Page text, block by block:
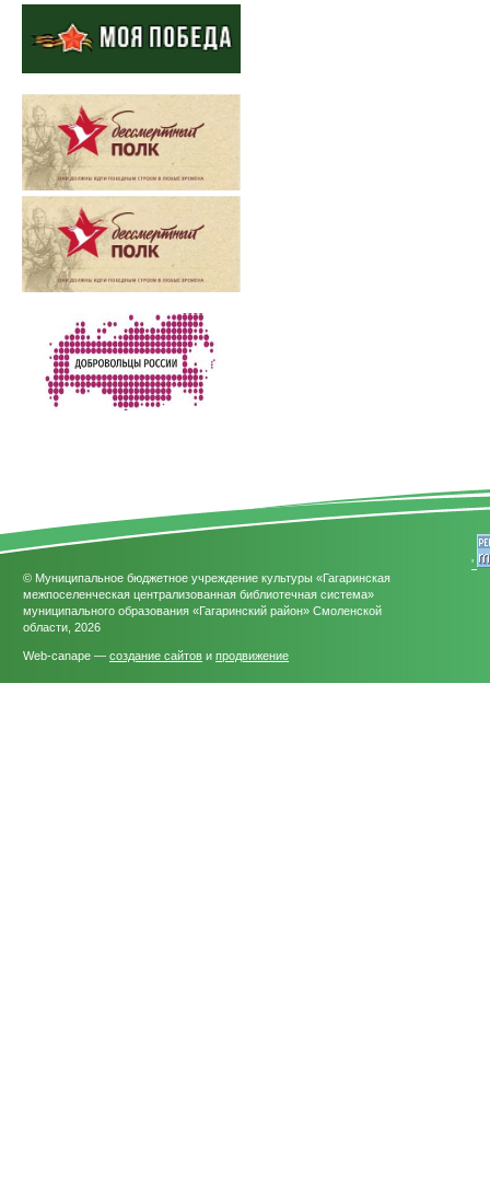
© Муниципальное бюджетное учреждение культуры «Гагаринская
межпоселенческая централизованная библиотечная система»
муниципального образования «Гагаринский район» Смоленской
области, 2026
Web-canape — создание сайтов и продвижение
'